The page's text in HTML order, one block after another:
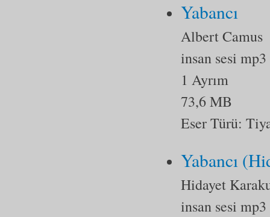
Yabancı
Albert Camus
insan sesi mp3
1 Ayrım
73,6 MB
Eser Türü:
Yabancı
Hidayet
insan sesi mp3